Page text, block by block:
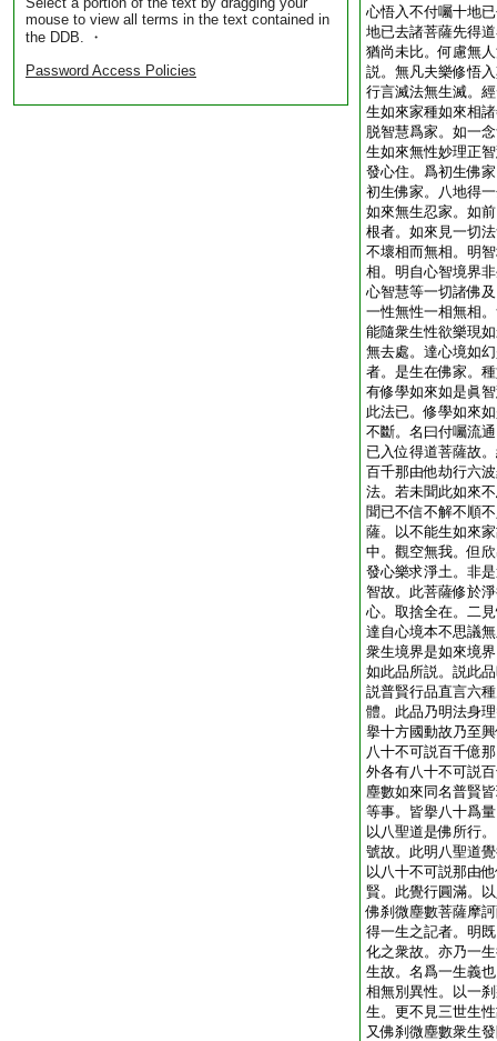
mouse to view all terms in the text contained in
the DDB. ・
Password Access Policies
心悟入不付囑十地
地已去諸菩薩先得
猶尚未比。何慮無
説。無凡夫樂修悟
行言滅法無生滅。
生如來家種如來相
脱智慧爲家。如一
生如來無性妙理正
發心住。爲初生佛
初生佛家。八地得
如來無生忍家。如
根者。如來見一切
不壞相而無相。明
相。明自心智境界
心智慧等一切諸佛
一性無性一相無相
能隨衆生性欲樂現
無去處。達心境如
者。是生在佛家。
有修學如來如是眞
此法已。修學如來
不斷。名曰付囑流
已入位得道菩薩故
百千那由他劫行六
法。若未聞此如來
聞已不信不解不順
薩。以不能生如來
中。觀空無我。但
發心樂求淨土。非
智故。此菩薩修於
心。取捨全在。二
達自心境本不思議
衆生境界是如來境
如此品所説。説此
説普賢行品直言六
體。此品乃明法身
擧十方國動故乃至
八十不可説百千億
外各有八十不可説
塵數如來同名普賢
等事。皆擧八十爲
以八聖道是佛所行
號故。此明八聖道
以八十不可説那由
賢。此覺行圓滿。
佛刹微塵數菩薩摩
得一生之記者。明
化之衆故。亦乃一
生故。名爲一生義
相無別異性。以一
生。更不見三世生
又佛刹微塵數衆生